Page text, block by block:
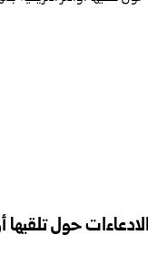
حول تلقيها